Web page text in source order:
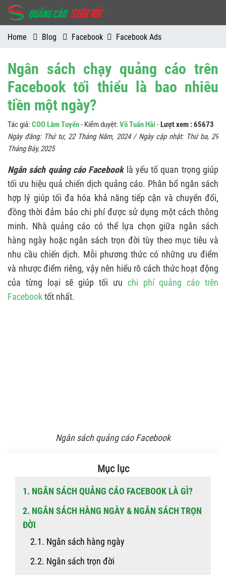
Home Blog Facebook Facebook Ads
Ngân sách chạy quảng cáo trên
Facebook tối thiểu là bao nhiêu
tiền một ngày?
Tác giả: COO Lâm Tuyến- Kiểm duyệt: Võ Tuấn Hải -Lượt xem : 65673
Ngày đăng: Thứ tư, 22 Tháng Năm, 2024/ Ngày cập nhật: Thứ ba, 29
Tháng Bảy, 2025
Ngân sách quảng cáo Facebooklà yếu tố quan trọng giúp
tối ưu hiệu quả chiến dịch quảng cáo. Phân bổ ngân sách
hợp lý giúp tối đa hóa khả năng tiếp cận và chuyển đổi,
đồng thời đảm bảo chi phí được sử dụng một cách thông
minh. Nhà quảng cáo có thể lựa chọn giữa ngân sách
hàng ngày hoặc ngân sách trọn đời tùy theo mục tiêu và
nhu cầu chiến dịch. Mỗi phương thức có những ưu điểm
và nhược điểm riêng, vậy nên hiểu rõ cách thức hoạt động
của từng loại sẽ giúp tối ưu chi phí quảng cáo trên
Facebooktốt nhất.
Ngân sách quảng cáo Facebook
Mục lục
1. NGÂN SÁCH QUẢNG CÁO FACEBOOK LÀ GÌ?
2. NGÂN SÁCH HÀNG NGÀY & NGÂN SÁCH TRỌN
ĐỜI
2.1. Ngân sách hàng ngày
2.2. Ngân sách trọn đời